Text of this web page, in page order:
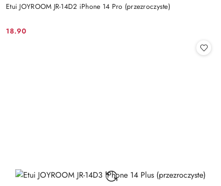
Etui JOYROOM JR-14D2 iPhone 14 Pro (przezroczyste)
Cena:
18.90